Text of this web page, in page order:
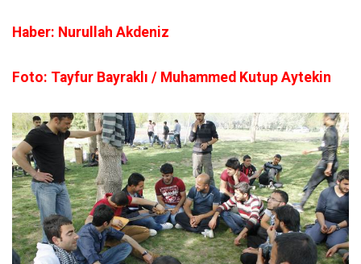
Haber: Nurullah Akdeniz
Foto: Tayfur Bayraklı / Muhammed Kutup Aytekin